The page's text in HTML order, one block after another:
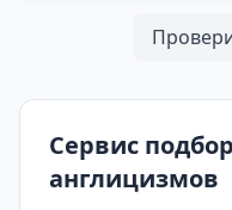
Сервис
англицизмов